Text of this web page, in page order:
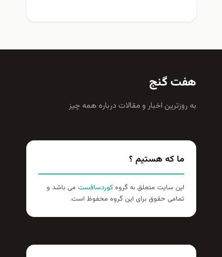
هفت گنج
به روزترين اخبار و مقالات درباره همه چيز
ما که هستیم ؟
این سایت متعلق به گروهکوردسافست می باشد و
تمامی حقوق برای این گروه محفوظ است.